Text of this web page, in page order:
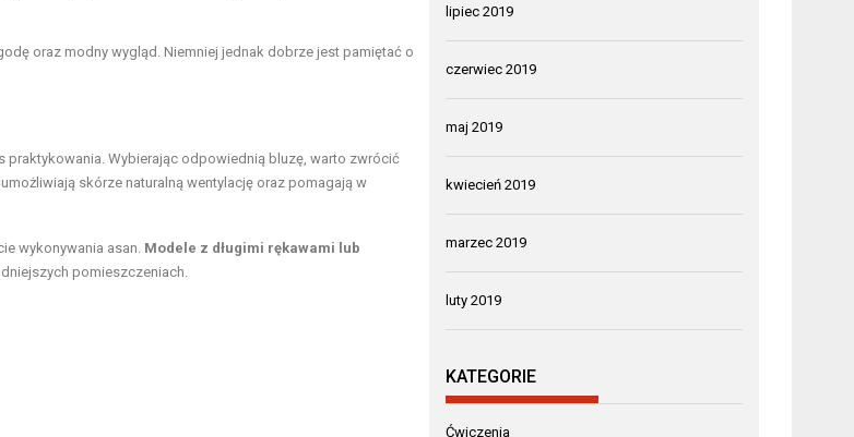
oraz modny wygląd. Niemniej jednak dobrze jest pamiętać o
Wybierając odpowiednią bluzę, warto zwrócić
, umożliwiają skórze naturalną wentylację oraz pomagają w
wykonywania asan. Modele z długimi rękawami lub
pomieszczeniach.
lipiec 2019
czerwiec 2019
maj 2019
kwiecień 2019
marzec 2019
luty 2019
KATEGORIE
Ćwiczenia